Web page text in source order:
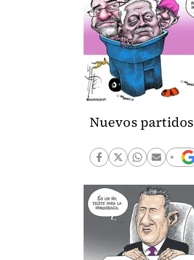
Nuevos partidos